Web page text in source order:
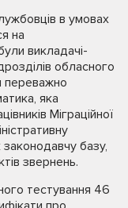
в умовах
на
викладачі-
обласного
переважно
яка
Міграційної
базу,
звернень.
тестування 46